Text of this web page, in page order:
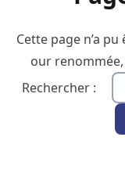
Cette page n’a
our
Rechercher :